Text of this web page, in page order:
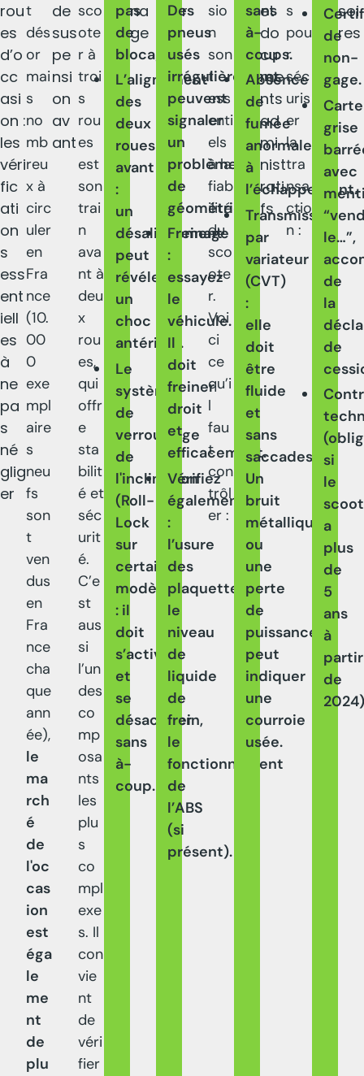
rou
es
d’o
cc
asi
on :
les
véri
fic
ati
on
s
ess
ent
iell
es
à
ne
pa
s
né
glig
er
t
dés
or
mai
s
no
mb
reu
x à
circ
uler
en
Fra
nce
(10.
00
0
exe
mpl
aire
s
neu
fs
son
t
ven
dus
en
Fra
nce
cha
que
ann
ée),
le
ma
rch
é
de
l'oc
cas
ion
est
éga
le
me
nt
de
plu
de
sus
pe
nsi
on
av
ant
sco
ote
r à
troi
s
rou
es
est
son
trai
n
ava
nt à
deu
x
rou
es,
qui
offr
e
sta
bilit
é et
séc
urit
é.
C’e
st
aus
si
l’un
des
co
mp
osa
nts
les
plu
s
co
mpl
exe
s. Il
con
vie
nt
de
véri
fier
pas
de
blocage.
L’alignement
des
deux
roues
avant
:
un
désalignement
peut
révéler
un
choc
antérieur.
Le
système
de
verrouillage
de
l'inclinaison
(Roll-
Lock
sur
certains
modèles)
: il
doit
s’activer
et
se
désactiver
sans
à-
coup.
na
ge
Des
pneus
usés
irrégulièrement
peuvent
signaler
un
problème
de
géométrie.
Freinage
:
essayez
le
véhicule.
Il
doit
freiner
droit
et
efficacement.
Vérifiez
également
:
l’usure
des
plaquettes,
le
niveau
de
liquide
de
frein,
le
fonctionnement
de
l’ABS
(si
présent).
r
sio
n
son
t
ess
enti
els
à la
fiab
ilité
du
sco
ote
r.
Voi
ci
ce
qu’i
l
fau
t
con
trôl
er :
sans
à-
coups.
Absence
de
fumée
anormale
à
l’échappement.
Transmission
par
variateur
(CVT)
:
elle
doit
être
fluide
et
sans
saccades.
Un
bruit
métallique
ou
une
perte
de
puissance
peut
indiquer
une
courroie
usée.
et
do
cu
me
nts
ad
mi
nist
rati
fs
s
pou
r
séc
uris
er
la
tra
nsa
ctio
n :
de
non-
gage.
Carte
grise
avec
le…”,
de
la
de
si
le
a
plus
de
5
ans
à
partir
de
soi
res